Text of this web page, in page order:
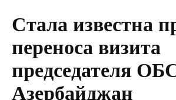
Стала известна
переноса визита
председателя
Азербайджан